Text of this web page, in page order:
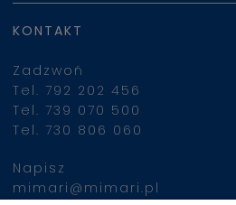
KONTAKT
Zadzwoń
Tel. 792 202 456
Tel. 739 070 500
Tel. 730 806 060
Napisz
mimari@mimari.pl